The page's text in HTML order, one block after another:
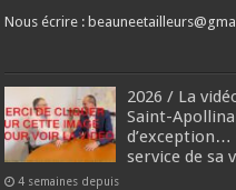
Nous écrire :
2026 / La
Saint-
d’exception…
service de sa
4 semaines depuis